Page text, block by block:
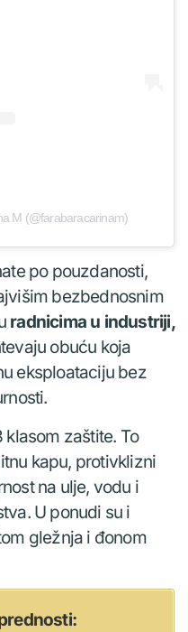
M (@farabaracarinam)
po pouzdanosti,
bezbednosnim
radnicima u industriji,
obuću koja
eksploataciju bez
zaštite. To
kapu, protivklizni
na ulje, vodu i
U ponudi su i
gležnja i đonom